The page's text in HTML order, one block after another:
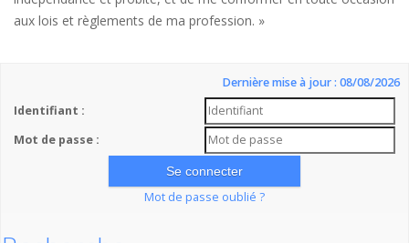
aux lois et règlements de ma profession. »
Dernière mise à jour : 08/08/2026
Identifiant :
Mot de passe :
Mot de passe oublié ?